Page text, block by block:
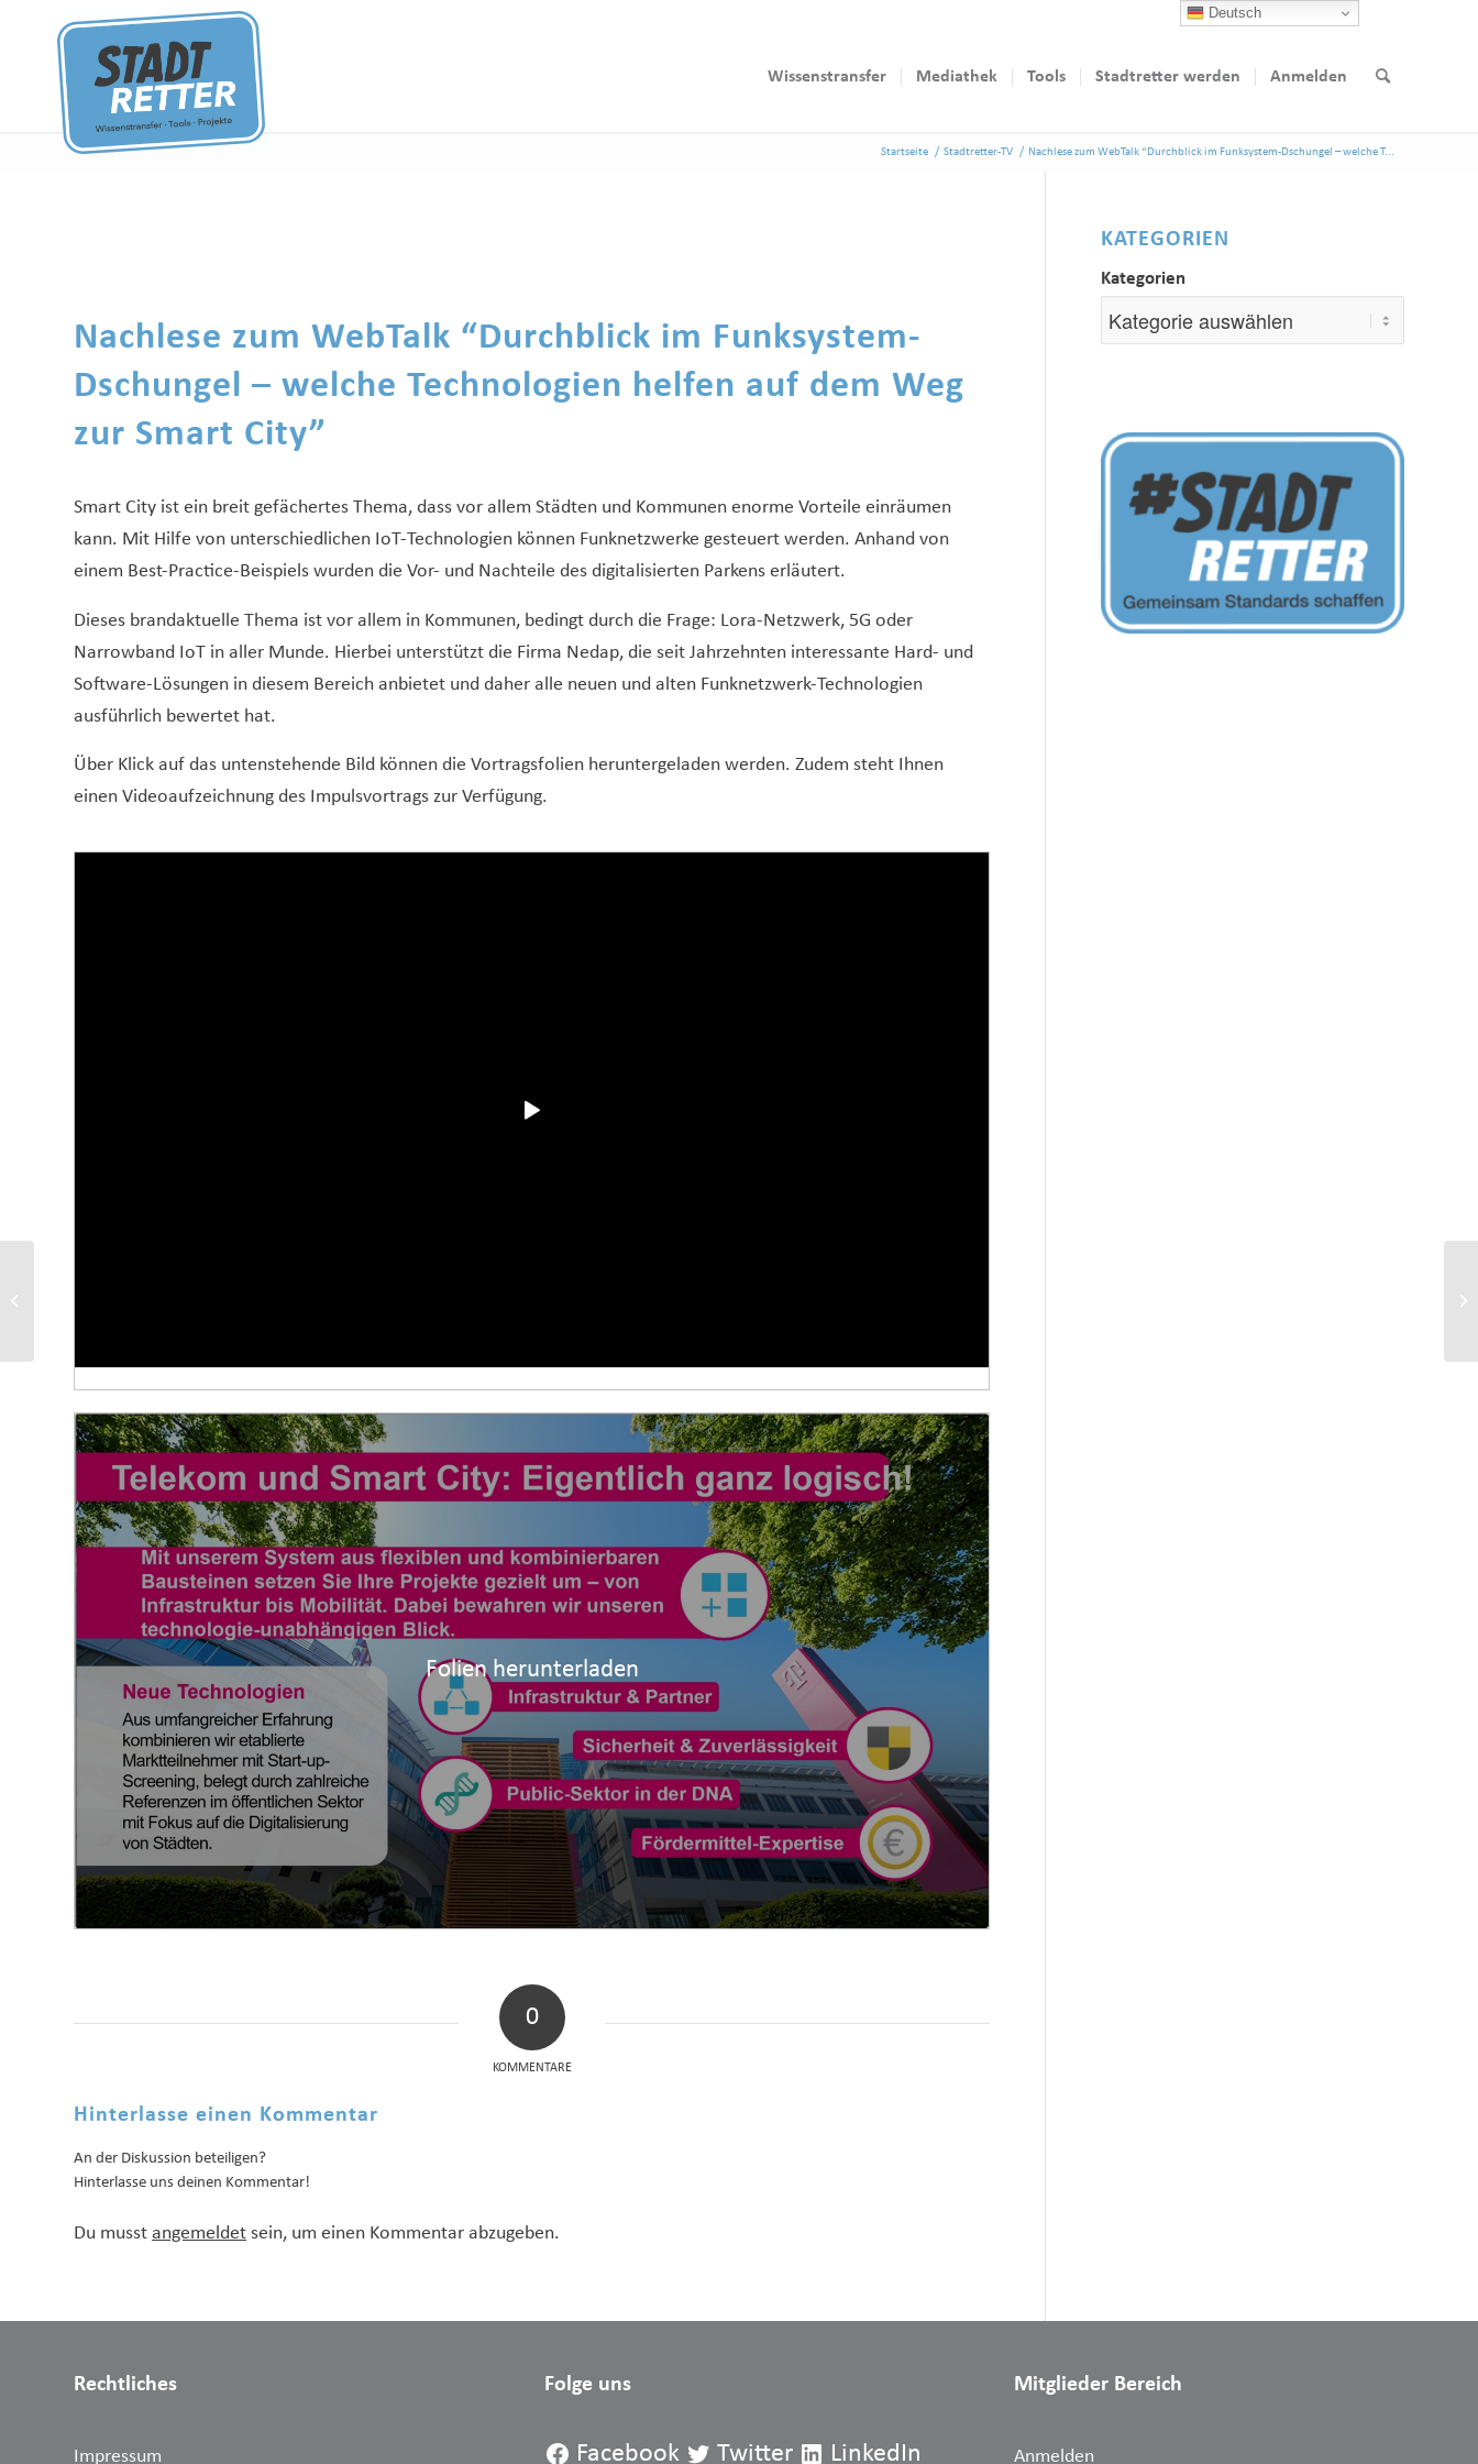
Wissenstransfer Mediathek Tools Stadtretter werden Anmelden
Startseite / Stadtretter-TV / Nachlese zum WebTalk “Durchblick im Funksystem-Dschungel – welche T...
Nachlese zum WebTalk “Durchblick im Funksystem-
Dschungel – welche Technologien helfen auf dem Weg
zur Smart City”
Smart City ist ein breit gefächertes Thema, dass vor allem Städten und Kommunen enorme Vorteile einräumen
kann. Mit Hilfe von unterschiedlichen IoT-Technologien können Funknetzwerke gesteuert werden. Anhand von
einem Best-Practice-Beispiels wurden die Vor- und Nachteile des digitalisierten Parkens erläutert.
Dieses brandaktuelle Thema ist vor allem in Kommunen, bedingt durch die Frage: Lora-Netzwerk, 5G oder
Narrowband IoT in aller Munde. Hierbei unterstützt die Firma Nedap, die seit Jahrzehnten interessante Hard- und
Software-Lösungen in diesem Bereich anbietet und daher alle neuen und alten Funknetzwerk-Technologien
ausführlich bewertet hat.
Über Klick auf das untenstehende Bild können die Vortragsfolien heruntergeladen werden. Zudem steht Ihnen
einen Videoaufzeichnung des Impulsvortrags zur Verfügung.
Folien herunterladen
0
KOMMENTARE
Hinterlasse einen Kommentar
An der Diskussion beteiligen?
Hinterlasse uns deinen Kommentar!
Du musst angemeldet sein, um einen Kommentar abzugeben.
KATEGORIEN
Kategorien
Rechtliches
Impressum
Folge uns
Facebook Twitter LinkedIn
Mitglieder Bereich
Anmelden
Deutsch